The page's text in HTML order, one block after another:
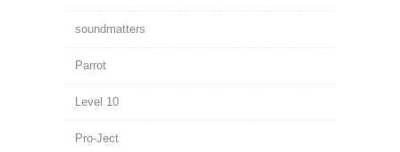
soundmatters
Parrot
Level 10
Pro-Ject